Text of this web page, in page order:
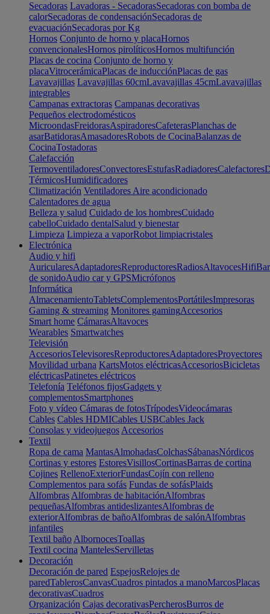
Secadoras Lavadoras - SecadorasSecadoras con bomba de
calorSecadoras de condensaciónSecadoras de
evacuaciónSecadoras por Kg
Hornos Conjunto de horno y placaHornos
convencionalesHornos pirolíticosHornos multifunción
Placas de cocina Conjunto de horno y
placaVitrocerámicaPlacas de inducciónPlacas de gas
Lavavajillas Lavavajillas 60cmLavavajillas 45cmLavavajillas
integrables
Campanas extractoras Campanas decorativas
Pequeños electrodomésticos
MicroondasFreidorasAspiradoresCafeterasPlanchas de
asarBatidorasAmasadoresRobots de CocinaBalanzas de
CocinaTostadoras
Calefacción
TermoventiladoresConvectoresEstufasRadiadoresCalefactores
TérmicosHumidificadores
Climatización Ventiladores Aire acondicionado
Calentadores de agua
Belleza y salud Cuidado de los hombresCuidado
cabelloCuidado dentalSalud y bienestar
Limpieza Limpieza a vaporRobot limpiacristales
Electrónica
Audio y hifi
AuricularesAdaptadoresReproductoresRadiosAltavocesHifi
de sonidoAudio car y GPSMicrófonos
Informática
AlmacenamientoTabletsComplementosPortátilesImpresoras
Gaming & streaming Monitores gamingAccesorios
Smart home CámarasAltavoces
Wearables Smartwatches
Televisión
AccesoriosTelevisoresReproductoresAdaptadoresProyectores
Movilidad urbana KartsMotos eléctricasAccesoriosBicicletas
eléctricasPatinetes eléctricos
Telefonía Teléfonos fijosGadgets y
complementosSmartphones
Foto y vídeo Cámaras de fotosTrípodesVideocámaras
Cables Cables HDMICables USBCables Jack
Consolas y videojuegos Accesorios
Textil
Ropa de cama MantasAlmohadasColchasSábanasNórdicos
Cortinas y estores EstoresVisillosCortinasBarras de cortina
Cojines RellenoExteriorFundasCojín con relleno
Complementos para sofás Fundas de sofásPlaids
Alfombras Alfombras de habitaciónAlfombras
pequeñasAlfombras antideslizantesAlfombras de
exteriorAlfombras de bañoAlfombras de salónAlfombras
infantiles
Textil baño AlbornocesToallas
Textil cocina MantelesServilletas
Decoración
Decoración de pared EspejosRelojes de
paredTablerosCanvasCuadros pintados a manoMarcosPlacas
decorativasCuadros
Organización Cajas decorativasPercherosBurros de